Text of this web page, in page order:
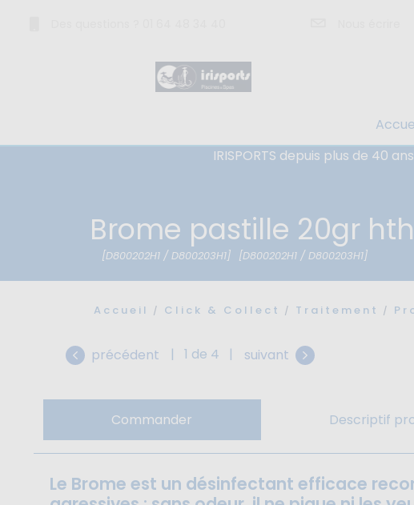
IRISPORTS depuis plus de 40
Brome pastille 20gr
[D800202H1 / D800203H1] [D800202H1 / D800203H1]
Accueil Click & Collect Traitement
précédent | 1 de 4 | suivant
Commander Descriptif
Le Brome est un désinfectant efficace